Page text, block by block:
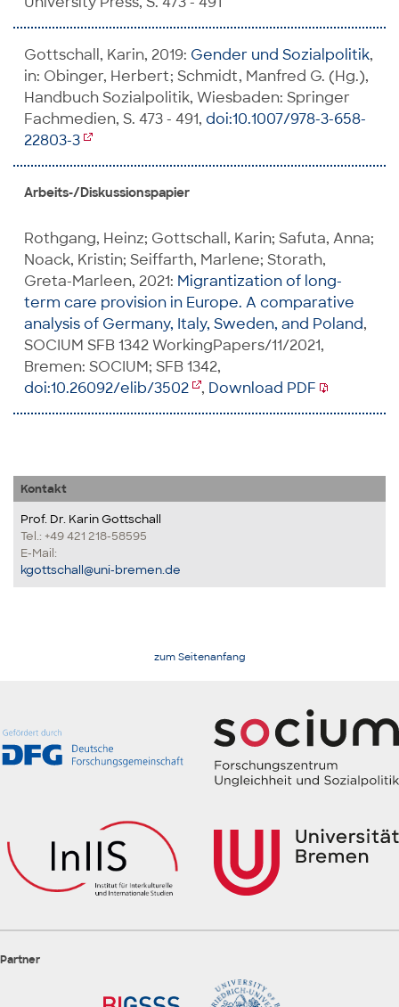
Gottschall, Karin, 2019: Gender und Sozialpolitik,
in: Obinger, Herbert; Schmidt, Manfred G. (Hg.),
Handbuch Sozialpolitik, Wiesbaden: Springer
Fachmedien, S. 473 - 491, doi:10.1007/978-3-658-
22803-3
Arbeits-/Diskussionspapier
Rothgang, Heinz; Gottschall, Karin; Safuta, Anna;
Noack, Kristin; Seiffarth, Marlene; Storath,
Greta-Marleen, 2021: Migrantization of long-
term care provision in Europe. A comparative
analysis of Germany, Italy, Sweden, and Poland,
SOCIUM SFB 1342 WorkingPapers/11/2021,
Bremen: SOCIUM; SFB 1342,
doi:10.26092/elib/3502
, Download PDF
Kontakt
Prof. Dr. Karin Gottschall
Tel.: +49 421 218-58595
E-Mail:
kgottschall@uni-bremen.de
zum Seitenanfang
Partner